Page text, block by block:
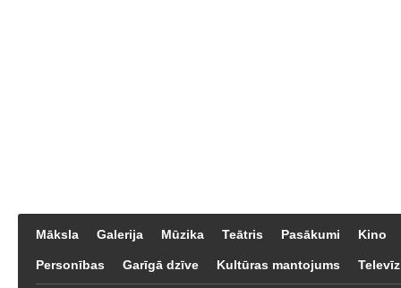
Māksla Galerija Mūzika Teātris Pasākumi Kino
Personības Garīgā dzīve Kultūras mantojums